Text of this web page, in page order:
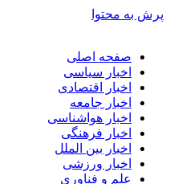
پرش به محتوا
صفحه اصلی
اخبار سیاسی
اخبار اقتصادی
اخبار جامعه
اخبار هواشناسی
اخبار فرهنگی
اخبار بین الملل
اخبار ورزشی
علم و فناوری